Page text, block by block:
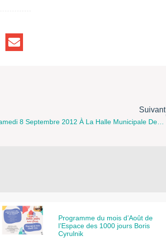
Suivant
FORUM DE L'ENFANCE, Le Samedi 8 Septembre 2012 À La Halle Municipale De Frévent
Programme du mois d’Août de
l’Espace des 1000 jours Boris
Cyrulnik